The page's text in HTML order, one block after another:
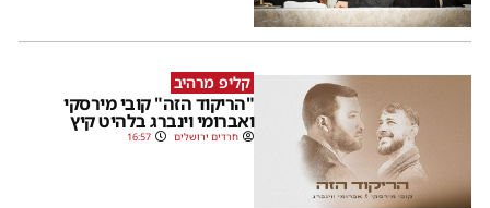
קליפ מרהיב
"הריקוד הזה" קובי מירסקי
ואברומי וינברג בלהיט קיץ
חרדים ירושלים 16:57